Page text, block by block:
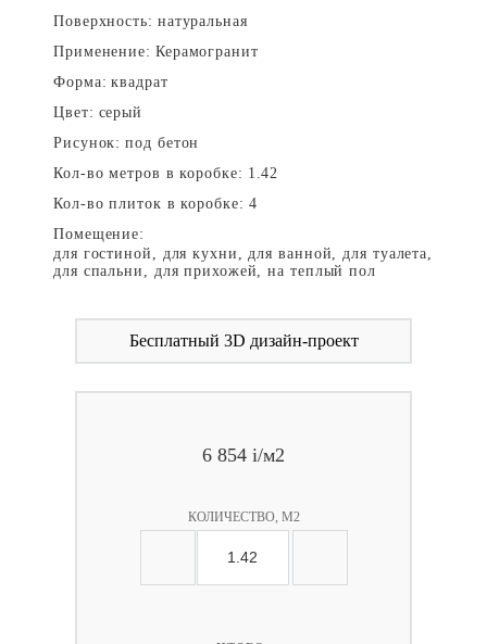
Поверхность: натуральная
Применение: Керамогранит
Форма: квадрат
Цвет: серый
Рисунок: под бетон
Кол-во метров в коробке: 1.42
Кол-во плиток в коробке: 4
Помещение:
для гостиной, для кухни, для ванной, для туалета,
для спальни, для прихожей, на теплый пол
Бесплатный 3D дизайн-проект
6 854 i/м2
КОЛИЧЕСТВО, М2